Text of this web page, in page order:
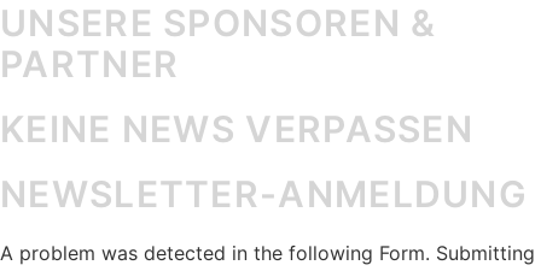
UNSERE SPONSOREN &
PARTNER
KEINE NEWS VERPASSEN
NEWSLETTER-ANMELDUNG
A problem was detected in the following Form. Submitting